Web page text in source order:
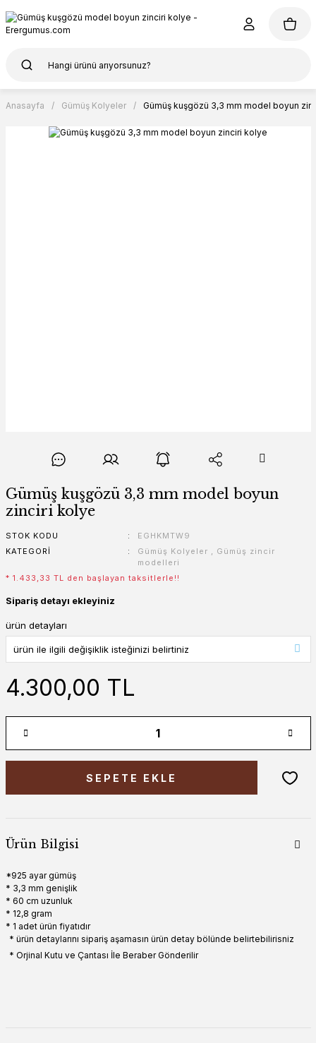
Anasayfa Gümüş Kolyeler Gümüş kuşgözü 3,3 mm model boyun
Gümüş kuşgözü 3,3 mm model boyun
zinciri kolye
STOK KODU
EGHKMTW9
KATEGORI
Gümüş Kolyeler , Gümüş zincir
modelleri
* 1.433,33 TL den başlayan taksitlerle!!
Sipariş detayı ekleyiniz
ürün detayları
4.300,00 TL
SEPETE EKLE
Ürün Bilgisi
*925 ayar gümüş
* 3,3 mm genişlik
* 60 cm uzunluk
* 12,8 gram
* 1 adet ürün fiyatıdır
* ürün detaylarını sipariş aşamasın ürün detay bölünde belirtebilirisniz
* Orjinal Kutu ve Çantası İle Beraber Gönderilir